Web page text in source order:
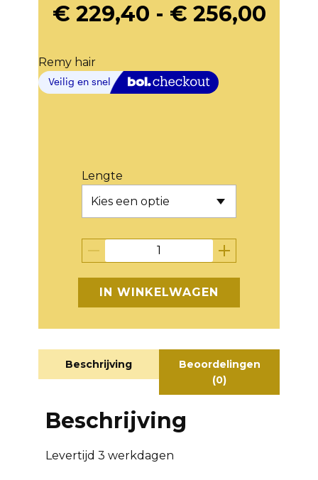
€ 229,40 - € 256,00
Remy hair
Lengte
IN WINKELWAGEN
Beschrijving
Beoordelingen
(0)
Beschrijving
Levertijd 3 werkdagen